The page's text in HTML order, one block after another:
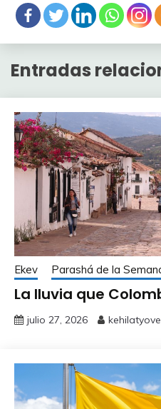
Entradas
Ekev Parashá de la
La lluvia que
julio 27, 2026